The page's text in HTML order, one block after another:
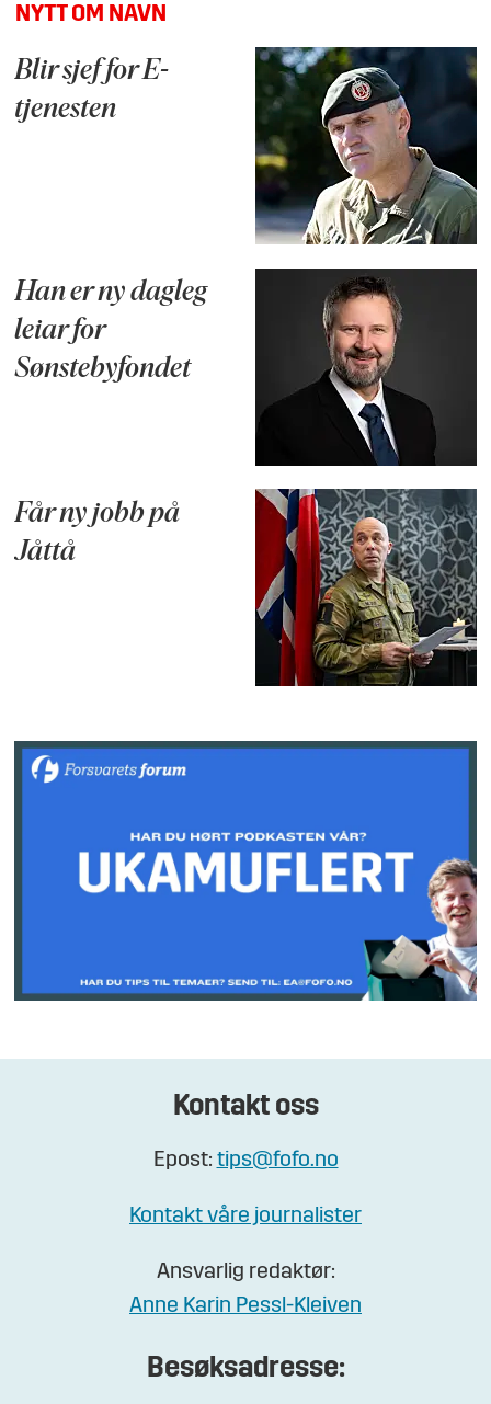
NYTT OM NAVN
Blir sjef for E-
tjenesten
Han er ny dagleg
leiar for
Sønstebyfondet
Får ny jobb på
Jåttå
Kontakt oss
Epost: tips@fofo.no
Kontakt våre journalister
Ansvarlig redaktør:
Anne Karin Pessl-Kleiven
Besøksadresse: